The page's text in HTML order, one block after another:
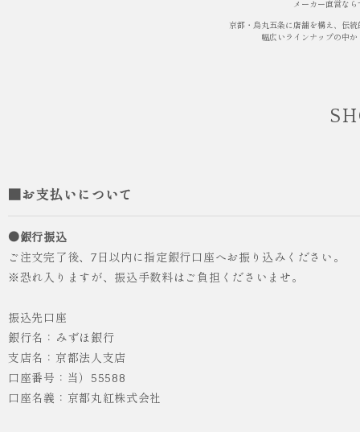
メーカー直営な
京都・烏丸五条に店舗を構え、伝
幅広いラインナップの中
■お支払いについて
●銀行振込
ご注文完了後、7日以内に指定銀行口座へお振り込みください。
※恐れ入りますが、振込手数料はご負担くださいませ。
振込先口座
銀行名：みずほ銀行
支店名：京都法人支店
口座番号：当）55588
口座名義：京都丸紅株式会社